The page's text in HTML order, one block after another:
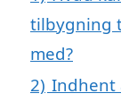
tilbygning
med?
2) Indhent